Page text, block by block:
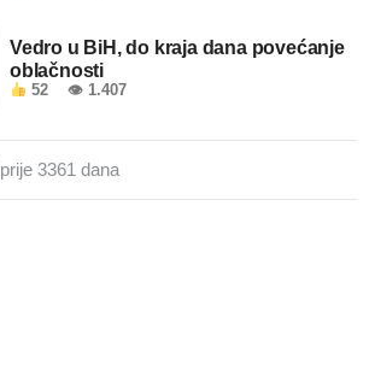
Vedro u BiH, do kraja dana povećanje
oblačnosti
52 👁 1.407
prije 3361 dana